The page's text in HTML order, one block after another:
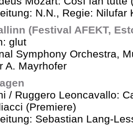
N.N., Regie: Nilufar
(Festival AFEKT,
glut
Symphony Orchestra,
A. Mayrhofer
/ Ruggero Leoncavallo:
(Premiere)
Sebastian Lang-